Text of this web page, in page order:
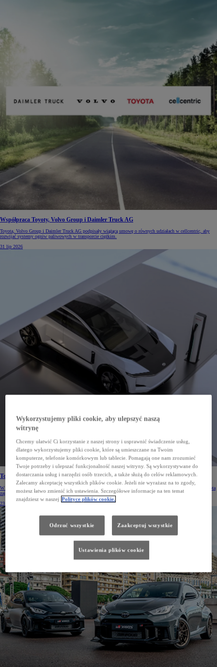
Współpraca Toyoty, Volvo Group i Daimler Truck AG
Toyota, Volvo Group i Daimler Truck AG podpisały wiążącą umowę o równych udziałach w cellcentric, aby
rozwijać systemy ogniw paliwowych w transporcie ciężkim.
31 lip 2026
Toyota w czołówce najbardziej innowacyjnych firm
W rankingu najbardziej innowacyjnych firm w dziedzinie sztucznej inteligencji Harrity Patent Analytics Toyota
zajęła 6. miejsce z liczbą 502 patentów AI.
23 lip 2026
Wykorzystujemy pliki cookie, aby ulepszyć naszą
witrynę
Chcemy ułatwić Ci korzystanie z naszej strony i usprawnić świadczenie usług,
dlatego wykorzystujemy pliki cookie, które są umieszczane na Twoim
komputerze, telefonie komórkowym lub tablecie. Pomagają one nam zrozumieć
Twoje potrzeby i ulepszać funkcjonalność naszej witryny. Są wykorzystywane do
dostarczania usług i narzędzi osób trzecich, a także służą do celów reklamowych.
Zalecamy akceptację wszystkich plików cookie. Jeżeli nie wyrażasz na to zgody,
możesz łatwo zmienić ich ustawienia. Szczegółowe informacje na ten temat
znajdziesz w naszej Polityce plików cookie.
Odrzuć wszystkie Zaakceptuj wszystkie
Ustawienia plików cookie